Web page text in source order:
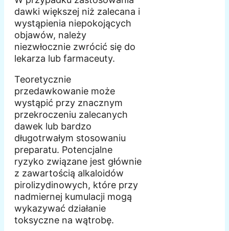
dawki większej niż zalecana i
wystąpienia niepokojących
objawów, należy
niezwłocznie zwrócić się do
lekarza lub farmaceuty.
Teoretycznie
przedawkowanie może
wystąpić przy znacznym
przekroczeniu zalecanych
dawek lub bardzo
długotrwałym stosowaniu
preparatu. Potencjalne
ryzyko związane jest głównie
z zawartością alkaloidów
pirolizydinowych, które przy
nadmiernej kumulacji mogą
wykazywać działanie
toksyczne na wątrobę.